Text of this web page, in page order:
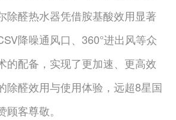
除醛热水器凭借胺基酸效用显著
降噪通风口、360°进出风等众
的配备，实现了更加速、更高效
除醛效用与使用体验，远超8星国
客尊敬。